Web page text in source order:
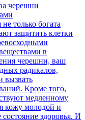
черешни
только богата
защитить клетки
в
черешни, ваш
радикалов,
вызвать
Кроме того,
медленному
кожу молодой и
здоровья. И